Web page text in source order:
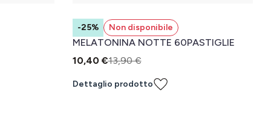
-25% Non disponibile
MELATONINA NOTTE 60PASTIGLIE
10,40 €13,90 €
Dettaglio prodotto